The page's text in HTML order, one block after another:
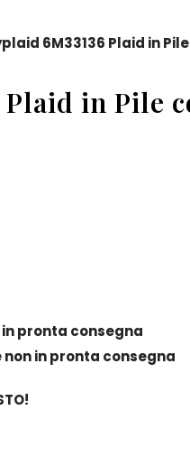
6M33136 Plaid in
in Pile
pronta consegna
non in pronta consegna